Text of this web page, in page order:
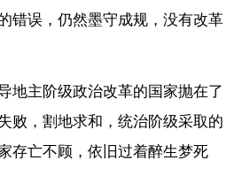
错误，仍然墨守成规，没有改革
地主阶级政治改革的国家抛在了
败，割地求和，统治阶级采取的
存亡不顾，依旧过着醉生梦死